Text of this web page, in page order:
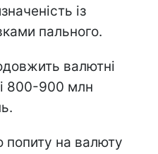
із
пального.
валютні
800-900 млн
попиту на валюту